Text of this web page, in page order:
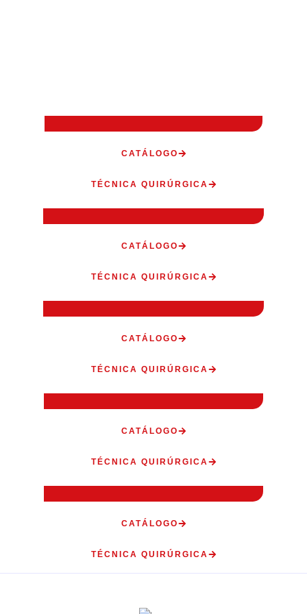
CATÁLOGO
TÉCNICA QUIRÚRGICA
CATÁLOGO
TÉCNICA QUIRÚRGICA
CATÁLOGO
TÉCNICA QUIRÚRGICA
CATÁLOGO
TÉCNICA QUIRÚRGICA
CATÁLOGO
TÉCNICA QUIRÚRGICA